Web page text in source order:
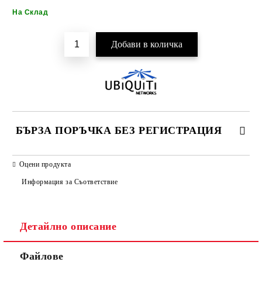
На Склад
БЪРЗА ПОРЪЧКА БЕЗ РЕГИСТРАЦИЯ
Ние ще се свържем с вас в рамките на работния ден.
Оцени продукта
Информация за Съответствие
Детайлно описание
Файлове